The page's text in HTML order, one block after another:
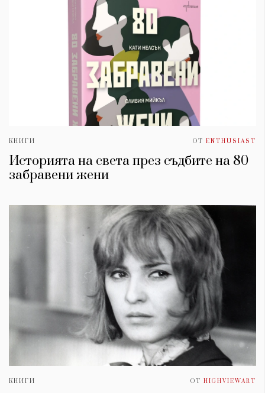
КНИГИ ОТ ENTHUSIAST
Историята на света през съдбите на 80
забравени жени
КНИГИ ОТ HIGHVIEWART